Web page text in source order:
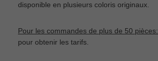
disponible en plusieurs coloris originaux.
Pour les commandes de plus de 50 pièces:
pour obtenir les tarifs.